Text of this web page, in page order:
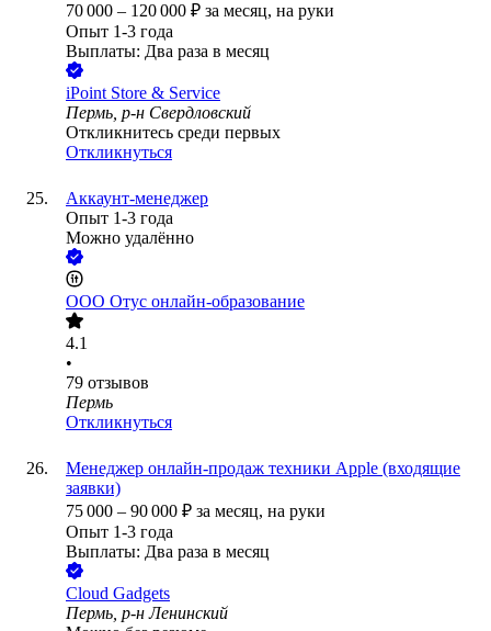
70 000 – 120 000 ₽ за месяц, на руки
Опыт 1-3 года
Выплаты: Два раза в месяц
iPoint Store & Service
Пермь, р-н Свердловский
Откликнитесь среди первых
Откликнуться
Аккаунт-менеджер
Опыт 1-3 года
Можно удалённо
ООО Отус онлайн-образование
4.1
•
79 отзывов
Пермь
Откликнуться
Менеджер онлайн-продаж техники Apple (входящие
заявки)
75 000 – 90 000 ₽ за месяц, на руки
Опыт 1-3 года
Выплаты: Два раза в месяц
Cloud Gadgets
Пермь, р-н Ленинский